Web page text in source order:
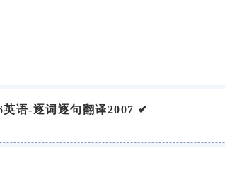
英语-逐词逐句翻译2007 ✔